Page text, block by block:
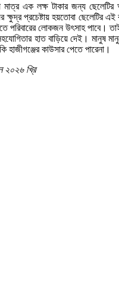
এক লক্ষ টাকার জন্য ছেলেটির
ক্ষুদ্র প্রচেষ্টায় হয়তোবা ছেলেটির এই
পরিবারের লোকজন উৎসাহ পাবে।
হাত বাড়িয়ে দেই। মানুষ
কাউসার পেতে পারেনা।
২০২৬ খ্রি